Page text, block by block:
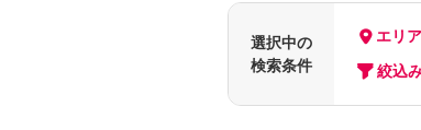
選択中の
検索条件
エリア
絞込